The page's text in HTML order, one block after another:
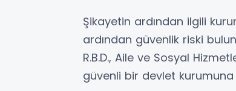
Şikayetin ardından ilgili
ardından güvenlik riski
R.B.D., Aile ve Sosyal
güvenli bir devlet kurumuna